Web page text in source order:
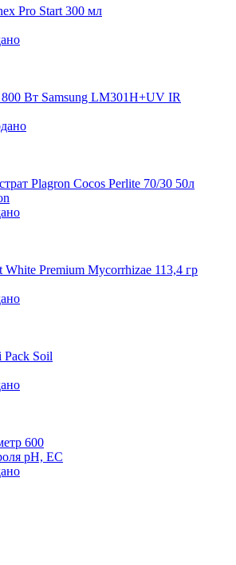
Pro Start 300 мл
Вт Samsung LM301H+UV IR
Plagron Cocos Perlite 70/30 50л
Premium Mycorrhizae 113,4 гр
Pack Soil
600
pH, EC